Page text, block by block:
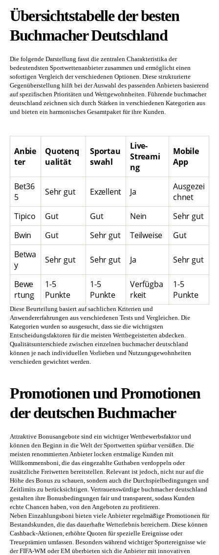
Übersichtstabelle der besten
Buchmacher Deutschland
Die folgende Darstellung fasst die zentralen Charakteristika der
bedeutendsten Sportwettenanbieter zusammen und ermöglicht einen
sofortigen Vergleich der verschiedenen Optionen. Diese strukturierte
Gegenüberstellung hilft bei der Auswahl des passenden Anbieters basierend
auf spezifischen Prioritäten und Wettgewohnheiten. Führende buchmacher
deutschland zeichnen sich durch Stärken in verschiedenen Kategorien aus
und bieten ein harmonisches Gesamtpaket für ihre Kunden.
Anbie
ter
Quotenq
ualität
Sportau
swahl
Live-
Streami
ng
Mobile
App
Bet36
5
Sehr gut Exzellent Ja
Ausgezei
chnet
Tipico
Gut Gut Nein
Sehr gut
Bwin
Gut Sehr gut Teilweise
Gut
Betwa
y
Sehr gut Sehr gut Ja Sehr gut
Bewe
rtung
1-5
Punkte
1-5
Punkte
Verfügba
rkeit
1-5
Punkte
Diese Beurteilung basiert auf sachlichen Kriterien und
Anwendererfahrungen aus verschiedenen Tests und Vergleichen. Die
Kategorien wurden so ausgesucht, dass sie die wichtigsten
Entscheidungsfaktoren für die meisten Wettbegeisterten abdecken.
Qualitätsunterschiede zwischen einzelnen buchmacher deutschland
können je nach individuellen Vorlieben und Nutzungsgewohnheiten
verschieden gewichtet werden.
Promotionen und Promotionen
der deutschen Buchmacher
Attraktive Bonusangebote sind ein wichtiger Wettbewerbsfaktor und
können den Beginn in die Welt der Sportwetten spürbar versüßen. Die
meisten renommierten Anbieter locken erstmalige Kunden mit
Willkommensboni, die das eingezahlte Guthaben verdoppeln oder
zusätzliche Freiwetten bereitstellen. Relevant ist jedoch, nicht nur auf die
Höhe des Bonus zu schauen, sondern auch die Durchspielbedingungen und
Zeitlimits zu berücksichtigen. Vertrauenswürdige buchmacher deutschland
gestalten ihre Bonusbedingungen fair und transparent, sodass Kunden
echte Chancen haben, von den Angeboten zu profitieren.
Neben Einzahlungsboni bieten viele Anbieter regelmäßige Promotionen für
Bestandskunden, die das dauerhafte Wetterlebnis bereichern. Diese können
Cashback-Aktionen, erhöhte Quoten für spezielle Ereignisse oder
Treueprämien umfassen. Besonders während wichtiger Sportereignisse wie
der FIFA-WM oder EM überbieten sich die Anbieter mit innovativen